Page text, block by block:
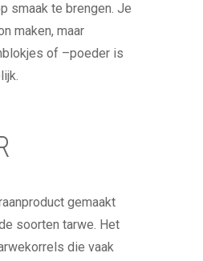
smaak te brengen. Je
maken, maar
of –poeder is
gemaakt
soorten tarwe. Het
die vaak